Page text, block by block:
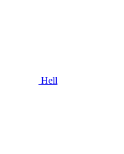
Hell